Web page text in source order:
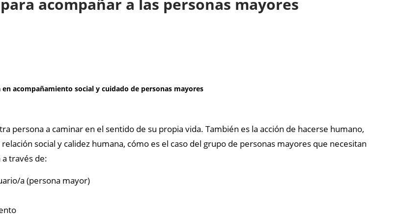
acompañar a las personas mayores
acompañamiento social y cuidado de personas mayores
persona a caminar en el sentido de su propia vida. También es la acción de hacerse humano,
social y calidez humana, cómo es el caso del grupo de personas mayores que necesitan
través de:
a (persona mayor)